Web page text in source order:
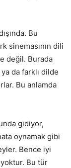
Bu
sinemasının dili
değil. Burada
da farklı dilde
Bu anlamda
gidiyor,
oynamak gibi
Bence iyi
Bu tür